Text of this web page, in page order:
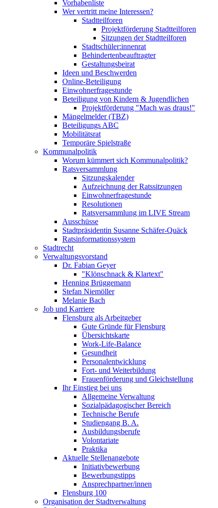
Vorhabenliste
Wer vertritt meine Interessen?
Stadtteilforen
Projektförderung Stadtteilforen
Sitzungen der Stadtteilforen
Stadtschüler:innenrat
Behindertenbeauftragter
Gestaltungsbeirat
Ideen und Beschwerden
Online-Beteiligung
Einwohnerfragestunde
Beteiligung von Kindern & Jugendlichen
Projektförderung "Mach was draus!"
Mängelmelder (TBZ)
Beteiligungs ABC
Mobilitätsrat
Temporäre Spielstraße
Kommunalpolitik
Worum kümmert sich Kommunalpolitik?
Ratsversammlung
Sitzungskalender
Aufzeichnung der Ratssitzungen
Einwohnerfragestunde
Resolutionen
Ratsversammlung im LIVE Stream
Ausschüsse
Stadtpräsidentin Susanne Schäfer-Quäck
Ratsinformationssystem
Stadtrecht
Verwaltungsvorstand
Dr. Fabian Geyer
"Klönschnack & Klartext"
Henning Brüggemann
Stefan Niemöller
Melanie Bach
Job und Karriere
Flensburg als Arbeitgeber
Gute Gründe für Flensburg
Übersichtskarte
Work-Life-Balance
Gesundheit
Personalentwicklung
Fort- und Weiterbildung
Frauenförderung und Gleichstellung
Ihr Einstieg bei uns
Allgemeine Verwaltung
Sozialpädagogischer Bereich
Technische Berufe
Studiengang B. A.
Ausbildungsberufe
Volontariate
Praktika
Aktuelle Stellenangebote
Initiativbewerbung
Bewerbungstipps
Ansprechpartner/innen
Flensburg 100
Organisation der Stadtverwaltung